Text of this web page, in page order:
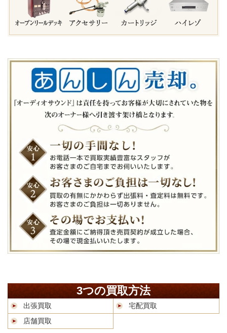
3つの買取方法
出張買取
宅配買取
店舗買取